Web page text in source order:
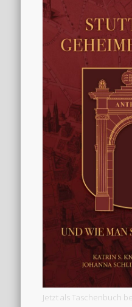
Jetzt als Taschenbuch